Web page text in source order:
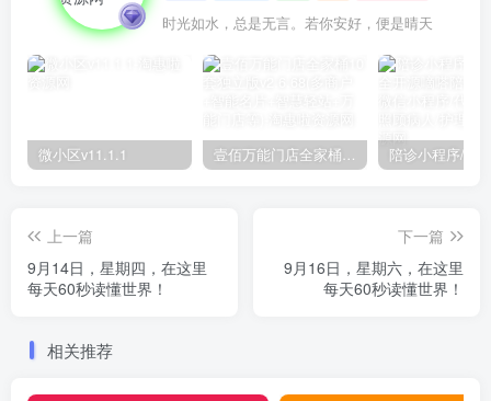
时光如水，总是无言。若你安好，便是晴天
微小区v11.1.1 壹佰万能门店全家桶10套独立版v2.6.68(​多商户+智能名片+智慧轻站+万能门店等)
上一篇
9月14日，星期四，在这里
每天60秒读懂世界！
下一篇
9月16日，星期六，在这里
每天60秒读懂世界！
相关推荐